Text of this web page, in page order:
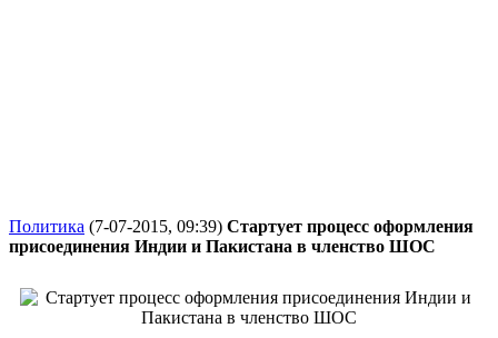
Политика (7-07-2015, 09:39) Стартует процесс оформления
присоединения Индии и Пакистана в членство ШОС